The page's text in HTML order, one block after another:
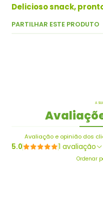
Delicioso snack,
PARTILHAR ESTE PRODUTO
A
Avaliação e opinião dos
5.0 1 avaliação
Ordenar